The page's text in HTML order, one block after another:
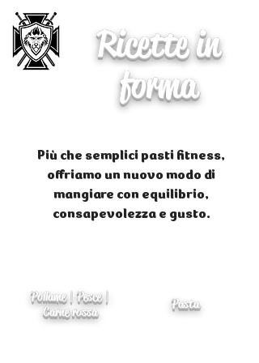
Ricette in
forma
Più che semplici pasti fitness,
offriamo un nuovo modo di
mangiare con equilibrio,
consapevolezza e gusto.
Pollame | Pesce |
Carne rossa
Pasta